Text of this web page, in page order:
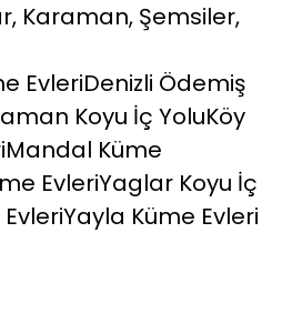
Karaman, Şemsiler,
EvleriDenizli Ödemiş
Koyu İç YoluKöy
Küme
EvleriYaglar Koyu İç
Küme Evleri